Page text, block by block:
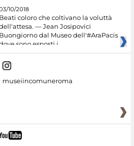
10/2018
Beati coloro che coltivano la voluttà
— Jean Josipovici
Buongiorno dal Museo dell'#AraPacis
sono esposti i
museiincomuneroma